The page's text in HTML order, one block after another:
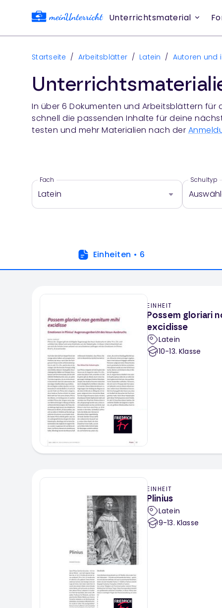
Unterrichtsmaterial
Startseite / Arbeitsblätter / Latein / Autoren und
In über 6 Dokumenten und Arbeitsblättern für
schnell die passenden Inhalte für deine
testen und mehr Materialien nach der
Fach
Latein
Schultyp
Einheiten • 6
EINHEIT
Possem gloriari
excidisse
Latein
10-13. Klasse
EINHEIT
Plinius
Latein
9-13. Klasse